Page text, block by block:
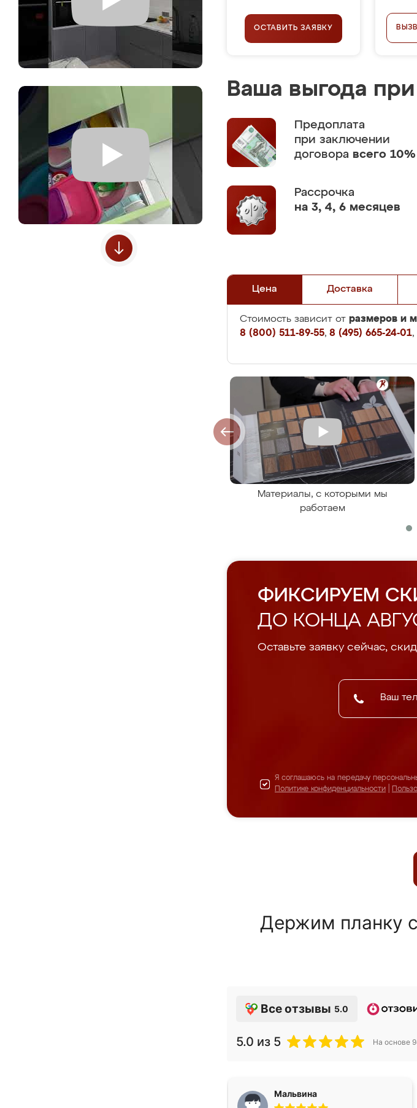
ОСТАВИТЬ ЗАЯВКУ
Ваша выгода
Предоплата
при заключении
договора всего 10%
Рассрочка
на 3, 4, 6 месяцев
Цена Доставка
Стоимость зависит от размеров и
8 (800) 511-89-55, 8 (495) 665-24-01,
Материалы, с которыми мы
работаем
ФИКСИРУЕМ
ДО КОНЦА
Оставьте заявку сейчас,
Я соглашаюсь на передачу
Политике конфиденциальности
Держим планку
Все отзывы 5.0
5.0 из 5 На основе
Мальвина